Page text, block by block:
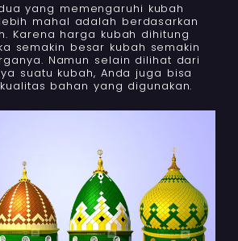
yang memengaruhi kubah
mahal adalah berdasarkan
Karena harga kubah dihitung
semakin besar kubah semakin
Namun selain dilihat dari
suatu kubah, Anda juga bisa
bahan yang digunakan.